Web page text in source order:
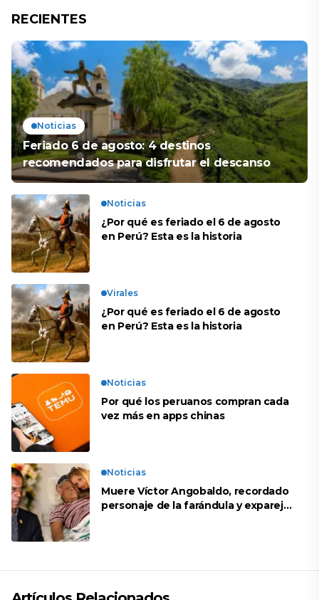
RECIENTES
Noticias
Feriado 6 de agosto: 4 destinos
recomendados para disfrutar el descanso
Noticias
¿Por qué es feriado el 6 de agosto
en Perú? Esta es la historia
Virales
¿Por qué es feriado el 6 de agosto
en Perú? Esta es la historia
Noticias
Por qué los peruanos compran cada
vez más en apps chinas
Noticias
Muere Víctor Angobaldo, recordado
personaje de la farándula y expareja